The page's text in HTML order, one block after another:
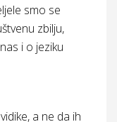
smo se
zbilju,
i o jeziku
a ne da ih